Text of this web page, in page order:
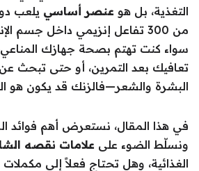
التغذية، بل هو عنصر أساسي يلعب
من 300 تفاعل إنزيمي داخل جسم الإنسان.
سواء كنت تهتم بصحة جهازك
تعافيك بعد التمرين، أو حتى تبحث
البشرة والشعر—فالزنك قد يكون هو
في هذا المقال، نستعرض أهم فوائد
ونسلّط الضوء على علامات نقصه
الغذائية، وهل تحتاج فعلاً إلى مكملات